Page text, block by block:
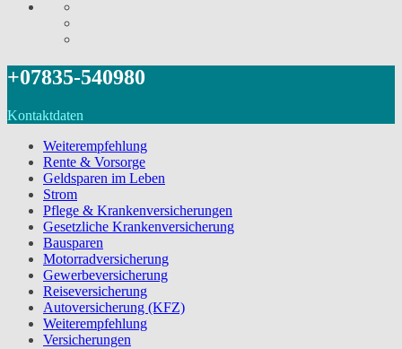
+07835-540980
Kontaktdaten
Weiterempfehlung
Rente & Vorsorge
Geldsparen im Leben
Strom
Pflege & Krankenversicherungen
Gesetzliche Krankenversicherung
Bausparen
Motorradversicherung
Gewerbeversicherung
Reiseversicherung
Autoversicherung (KFZ)
Weiterempfehlung
Versicherungen